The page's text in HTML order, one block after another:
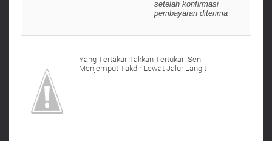
setelah konfirmasi
pembayaran diterima
Yang Tertakar Takkan Tertukar: Seni
Menjemput Takdir Lewat Jalur Langit